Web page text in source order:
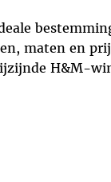
maten en
H&M-